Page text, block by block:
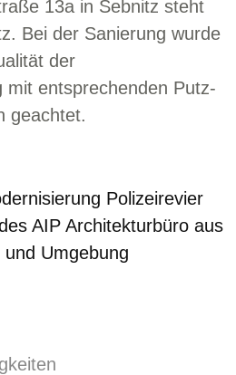
13a in Sebnitz steht
Bei der Sanierung wurde
der
mit entsprechenden Putz-
geachtet.